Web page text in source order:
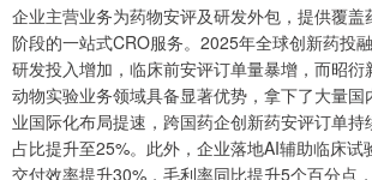
企业主营业务为药物安评及研发外包，提供覆盖
阶段的一站式CRO服务。2025年全球创新药投
研发投入增加，临床前安评订单量暴增，而昭衍
动物实验业务领域具备显著优势，拿下了大量国
业国际化布局提速，跨国药企创新药安评订单持
占比提升至25%。此外，企业落地AI辅助临床试
交付效率提升30%，毛利率同比提升5个百分点